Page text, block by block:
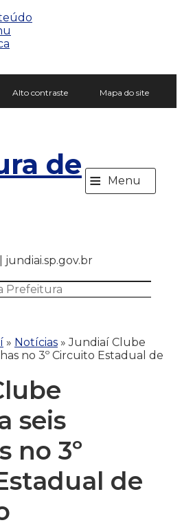
Alto contraste Mapa do site
de ≡ Menu
» Notícias »Jundiaí Clube
no 3º Circuito Estadual de
seis
no 3º
de